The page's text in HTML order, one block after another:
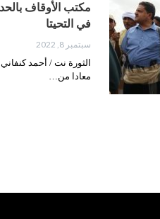
في التحيتا
سبتمبر 8, 2022
معادا من…